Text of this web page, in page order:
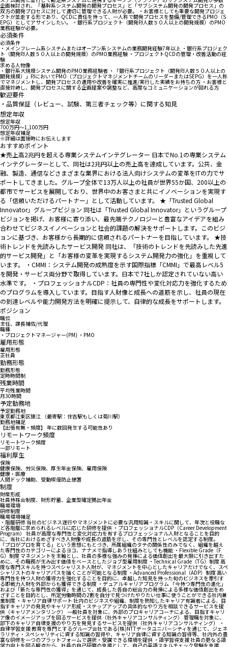
企画検討され、「基幹系システム開発の開発プロセス」と「サブシステム開発の開発プロセス」の
双方の開発プロセスに対して適切に管理できる人財が必要。 ・お客様としても重要な開発プロジェ
クトが並走する形であり、QCDに責任を持って、一人称で開発プロセスを整備/管理できるPMO（S
EPG）としてアサインしたい。 ・銀行系プロジェクト（開発PJ人数５０人以上の開発規模）のPMO
業務経験が必要。
必須条件
必須条件
・メインフレーム系システムまたはオープン系システムの業務開発経験7年以上 ・銀行系プロジェク
ト（開発PJ人数５０人以上の開発規模）のPMO業務経験 ・プロジェクトQCDの管理・改善活動の経
験
求める人物像
・銀行系大規模システム開発のPMO業務経験者 ・「銀行系プロジェクト（開発PJ人数５０人以上の
開発規模）」PJにおいてPMO（プロジェクトマネジメントチームのリーダーまたはSEPG）を一人称
でマネジメントし、開発プロセスの適用や改善を確実に推進/実行した実績をお持ちの方 ・お客様と
直接対峙し、開発プロセスに関する企画提案や調整など、高度なコミュニケーションが図れる方
歓迎要件
・品質保証（レビュー、試験、第三者チェック等）に関する知見
想定年収
想定年収
700万円〜1,100万円
想定年収補足
※詳細は面接時にお伝えします
おすすめポイント
★売上高2兆円を超える専業システムインテグレーター 日本でNo.1の専業システム
インテグレーターとして、同社は2兆円以上の売上高を達成しています。公共、金
融、製造、通信などさまざまな業界における法人向けシステムの変革をITの力でサ
ポートしてきました。グループ全体で13万人以上の社員が世界55か国、200以上の
都市でサービスを展開しており、世界中のお客さまと共にイノベーションを実現す
る「信頼いただけるパートナー」として活動しています。 ★「Trusted Global
Innovator」グループビジョン 同社は「Trusted Global Innovator」というグループ
ビジョンを掲げ、お客様に寄り添い、最先端テクノロジーと豊富なアイデアを組み
合わせてビジネスイノベーションと社会的課題の解決をサポートします。このビジ
ョンに基づき、お客様から長期的に信頼されるパートナーを目指しています。 ★技
術トレンドを先読みしたサービス開発 同社は、「技術のトレンドを先読みした先進
的サービス開発」と「お客様の変革を実現するシステム開発力の強化」を重視して
います。 ・CMMI：システム開発の成熟度を示す国際指標「CMMI」で最高レベル5
を開発・サービス両分野で取得しています。日本で7社しか認定されていない高い
水準です。 ・プロフェッショナルCDP：社員の専門性や変化対応力を強化するため
のプログラムを導入しています。目指す人財像と成長への道筋を示し、社員の現在
の到達レベルや能力開発方法を明確に提示して、自律的な成長をサポートします。
ポジション
職位
主任、課長補佐/代理
職種
・プロジェクトマネージャー(PM) ・PMO
雇用形態
雇用形態
正社員
勤務形態
勤務形態
定時時間制
残業時間
平均残業時間
月30時間
予定勤務地
予定勤務地
東京都江東区猿江 （最寄駅：住吉駅もしくは菊川駅）
勤務地補足
【出張有無・頻度】 年に数回発生する可能性あり
リモートワーク頻度
リモートワーク頻度
一部リモート
福利厚生
保険
健康保険、労災保険、厚生年金保険、雇用保険
健康・医療
人間ドック補助、受動喫煙防止措置
制度
財産形成
社員持株会制度、財形貯蓄、企業型確定拠出年金
職場環境
研修制度
職場環境補足
・階層研修 当社のビジネス遂行やマネジメントに必要な汎用知識・スキルに関して、年次と役職な
ど各階層に求められるレベルに応じた研修を提供 ・プロフェッショナルCDP（Career Development
Program） 社員が高度な専門性と変化対応力を有するプロフェッショナル人財となることを目的
に、当社におけるめざすべき人財像や成長の道筋を示し、その専門性とレベルを認定する制度。
「プロがプロを育てる」という思想にもとづき、所属組織のタテの関係性のみでなく、組織を越え
た専門性のカテゴリーによるヨコ、ナナメで指導しあう仕組みとしても機能 ・Flexible Grade（F
G）制度 マネジメントを主軸とし、社員の多様な強みの発揮による価値創出を最大限に引き出すた
めに、その職務が生み出す価値をベースとしたジョブ型雇用制度 ・Technical Grade（TG）制度 高
度な専門スキルを持つスペシャリスト人財が、マネジメントを中心としたキャリアだけでなく、スペ
シャリストのキャリアパスを描くことが可能となる制度 ・Advanced Professional（ADP）制度 高い
専門性を持つ人財の獲得力を強化することを目的に、卓越した知見を持った旬のビジネスを牽引す
る即戦力人財を外部からも獲得できる制度 ・デュアルキャリアプログラム 「今持つ専門性の進化」
および「新たな専門性の獲得」を通じて、成長した各自の総合力の発揮による多様な価値創出をめ
ざすことを目的とし、所定労働時間の2割を自分で見つけたやりたい仕事に使うことができる社内兼
業制度 ・キャリア自律サポート 社内のビジネスや組織、制度を熟知したキャリア有識者による、目
指すキャリアの発見やキャリア形成・ステップアップの具体的なやり方を相談できるサービスを提
供（キャリアメンタリング） 一般社員を対象に、外部のプロキャリアコーチによる、目指すキャリ
ア像のイメージアップを図るサービスを提供（社外キャリアコンサルティング） 管理職を対象に、
部下のキャリア自律支援のやり方を発見するサービスを提供（社外キャリアコンサルティング） ・
自律学習支援 教育を専門とするグループ会社である(株)NTTデータユニバーシティを通じて、ジェネ
ラリティ・スペシャリティに資する知識の習得や、キャリア自律に資する知識の習得等、社内外の豊
富な研修を一つのプラットフォームで選択・受講できる環境を提供 ・語学習得支援 社員の更なる語
学力向上を図る観点から、社員の自己研磨の支援として、自己の英語スキルチェック受験を支援